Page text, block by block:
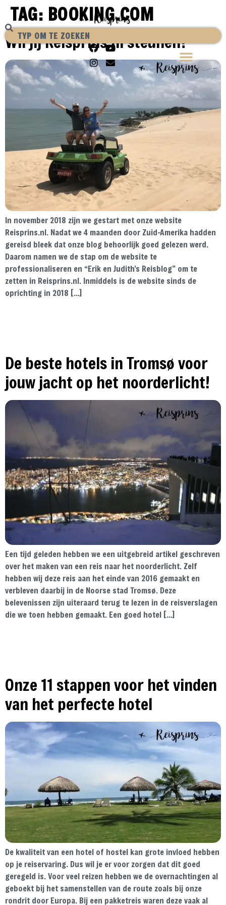
TAG: BOOKING.COM
Wil jij Reisprins.nl steunen?
In november 2018 zijn we gestart met onze website
Reisprins.nl. Nadat we 4 maanden door Zuid-Amerika hadden
gereisd bleek dat onze blog behoorlijk goed gelezen werd.
Daarom namen we de stap om de website te
professionaliseren en “Erik en Judith’s Reisblog” om te
zetten in Reisprins.nl. Inmiddels is de website sinds de
oprichting in 2018 […]
De beste hotels in Tromsø voor
jouw jacht op het noorderlicht!
Een tijd geleden hebben we een uitgebreid artikel geschreven
over het maken van een reis naar het noorderlicht. Zelf
hebben wij deze reis aan het einde van 2016 gemaakt en
verbleven daarbij in de Noorse stad Tromsø. Deze
belevenissen zijn uiteraard terug te lezen in de reisverslagen
die we toen hebben gemaakt. Een goed hotel […]
Onze 11 stappen voor het vinden
van het perfecte hotel
De kwaliteit van een hotel of hostel kan grote invloed hebben
op je reiservaring. Dus wil je er voor zorgen dat dit goed
geregeld is. Voor veel reizen hebben we de overnachtingen al
geboekt bij het samenstellen van de route zoals bij onze
rondrit door Europa. Bij een pakketreis waren deze vaak al